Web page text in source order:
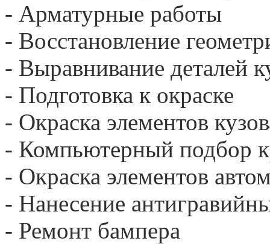
- Арматурные работы
- Восстановление
- Выравнивание деталей
- Подготовка к окраске
- Окраска элементов
- Компьютерный подбор
- Окраска элементов
- Нанесение
- Ремонт бампера